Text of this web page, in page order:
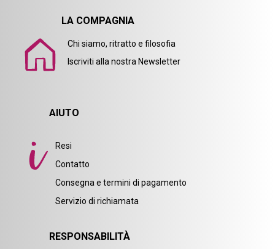
LA COMPAGNIA
Chi siamo, ritratto e filosofia
Iscriviti alla nostra Newsletter
AIUTO
Resi
Contatto
Consegna e termini di pagamento
Servizio di richiamata
RESPONSABILITÀ